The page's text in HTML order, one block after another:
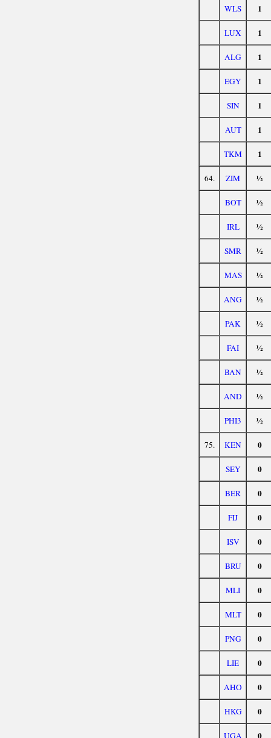
WLS 1
LUX 1
ALG 1
EGY 1
SIN 1
AUT 1
TKM 1
64. ZIM ½
BOT ½
IRL ½
SMR ½
MAS ½
ANG ½
PAK ½
FAI ½
BAN ½
AND ½
PHI3 ½
75. KEN 0
SEY 0
BER 0
FIJ 0
ISV 0
BRU 0
MLI 0
MLT 0
PNG 0
LIE 0
AHO 0
HKG 0
UGA 0